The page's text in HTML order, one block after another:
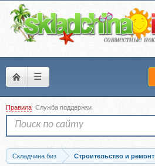
☰
Правила Служба поддержки
Складчина биз
Строительство и ремонт